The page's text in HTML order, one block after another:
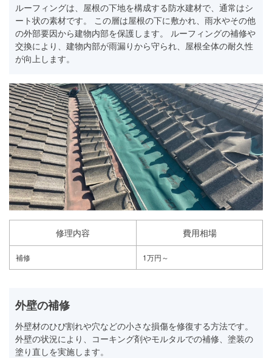
ルーフィングは、屋根の下地を構成する防水建材で、通常はシ
ート状の素材です。 この層は屋根の下に敷かれ、雨水やその他
の外部要因から建物内部を保護します。 ルーフィングの補修や
交換により、建物内部が雨漏りから守られ、屋根全体の耐久性
が向上します。
修理内容 費用相場
補修 1万円～
外壁の補修
外壁材のひび割れや穴などの小さな損傷を修復する方法です。
外壁の状況により、コーキング剤やモルタルでの補修、塗装の
塗り直しを実施します。